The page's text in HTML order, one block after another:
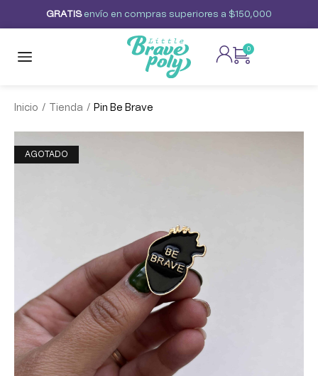
GRAT S envío en compras superiores a $150,000
0
Inicio / Tienda / Pin Be Brave
AGOTADO